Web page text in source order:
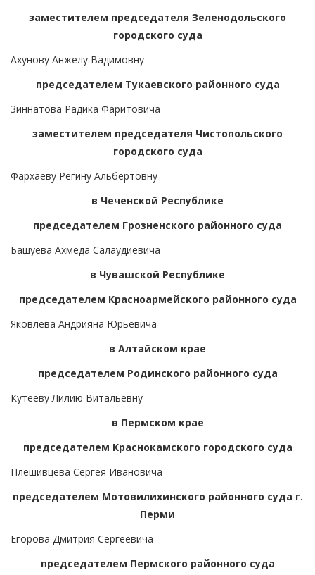
заместителем председателя Зеленодольского
городского суда
Ахунову Анжелу Вадимовну
председателем Тукаевского районного суда
Зиннатова Радика Фаритовича
заместителем председателя Чистопольского
городского суда
Фархаеву Регину Альбертовну
в Чеченской Республике
председателем Грозненского районного суда
Башуева Ахмеда Салаудиевича
в Чувашской Республике
председателем Красноармейского районного суда
Яковлева Андрияна Юрьевича
в Алтайском крае
председателем Родинского районного суда
Кутееву Лилию Витальевну
в Пермском крае
председателем Краснокамского городского суда
Плешивцева Сергея Ивановича
председателем Мотовилихинского районного суда г.
Перми
Егорова Дмитрия Сергеевича
председателем Пермского районного суда